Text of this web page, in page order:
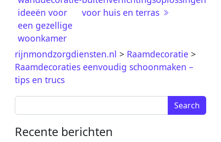
ideeën voor
een gezellige
woonkamer
voor huis en terras
rijnmondzorgdiensten.nl > Raamdecoratie >
Raamdecoraties eenvoudig schoonmaken –
tips en trucs
Search for:
Recente berichten